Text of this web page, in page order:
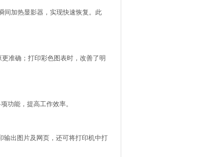
间加热显影器，实现快速恢复。此
准确；打印彩色图表时，改善了明
能，提高工作效率。
出图片及网页，还可将打印机中打